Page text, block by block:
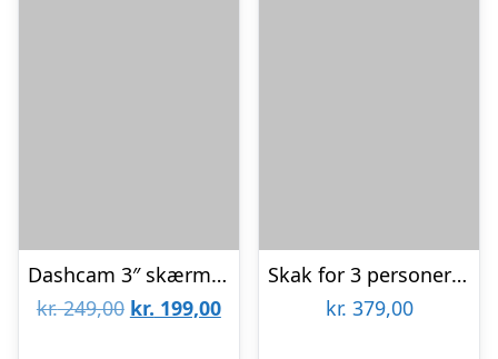
Dashcam 3″ skærm- 1080P
kr.249,00 Den
kr. 199,00Den
Skak for 3 personer – Det runde skakspil
kr. 379,00